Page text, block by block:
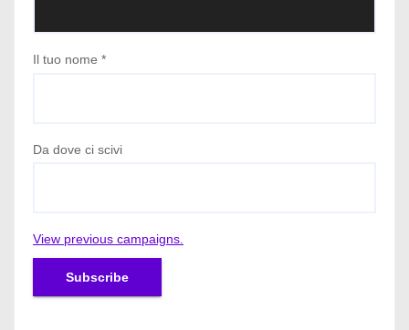
Il tuo nome *
Da dove ci scivi
View previous campaigns.